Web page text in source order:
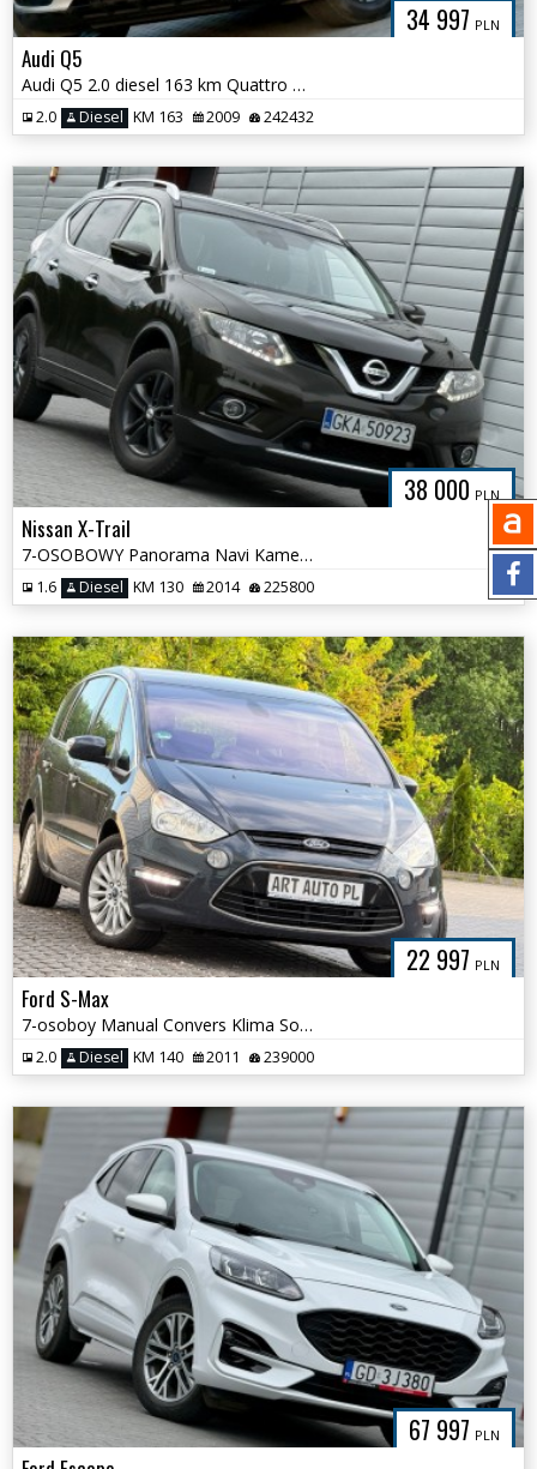
34 997 PLN
Audi Q5
Audi Q5 2.0 diesel 163 km Quattro Pełen Serwis
2.0 Diesel KM 163 2009 242432
38 000 PLN
Nissan X-Trail
7-OSOBOWY Panorama Navi Kamery 360 Super stan Pełen Serwis
1.6 Diesel KM 130 2014 225800
22 997 PLN
Ford S-Max
7-osoboy Manual Convers Klima Sony Serwis
2.0 Diesel KM 140 2011 239000
67 997 PLN